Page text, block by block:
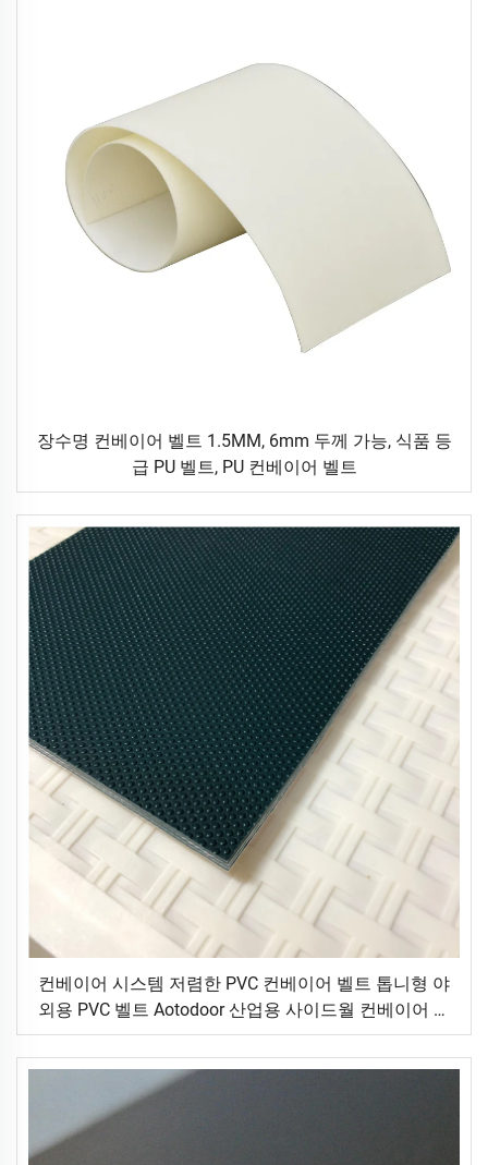
장수명 컨베이어 벨트 1.5MM, 6mm 두께 가능, 식품 등
급 PU 벨트, PU 컨베이어 벨트
컨베이어 시스템 저렴한 PVC 컨베이어 벨트 톱니형 야
외용 PVC 벨트 Aotodoor 산업용 사이드월 컨베이어 벨
트